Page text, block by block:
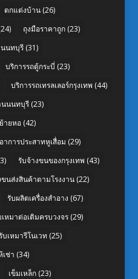
ตกแต่งบ้าน(26)
ถุงมือราคาถูก(23)
นทบุรี(31)
บริการรถตู้กระบี่ (23)
บริการรถเทรลเลอร์กรุงเทพ (44)
นนทบุรี(23)
ายหอ(42)
าการประสาทหูเสื่อม (29)
รับจ้างขนของกรุงเทพ (43)
ขนส่งสินค้าตามโรงงาน(22)
รับผลิตเครื่องสำอาง (67)
เหมาต่อเติมครบวงจร(29)
รับเหมารีโนเวท (25)
ช่า (34)
เข็มเหล็ก(23)